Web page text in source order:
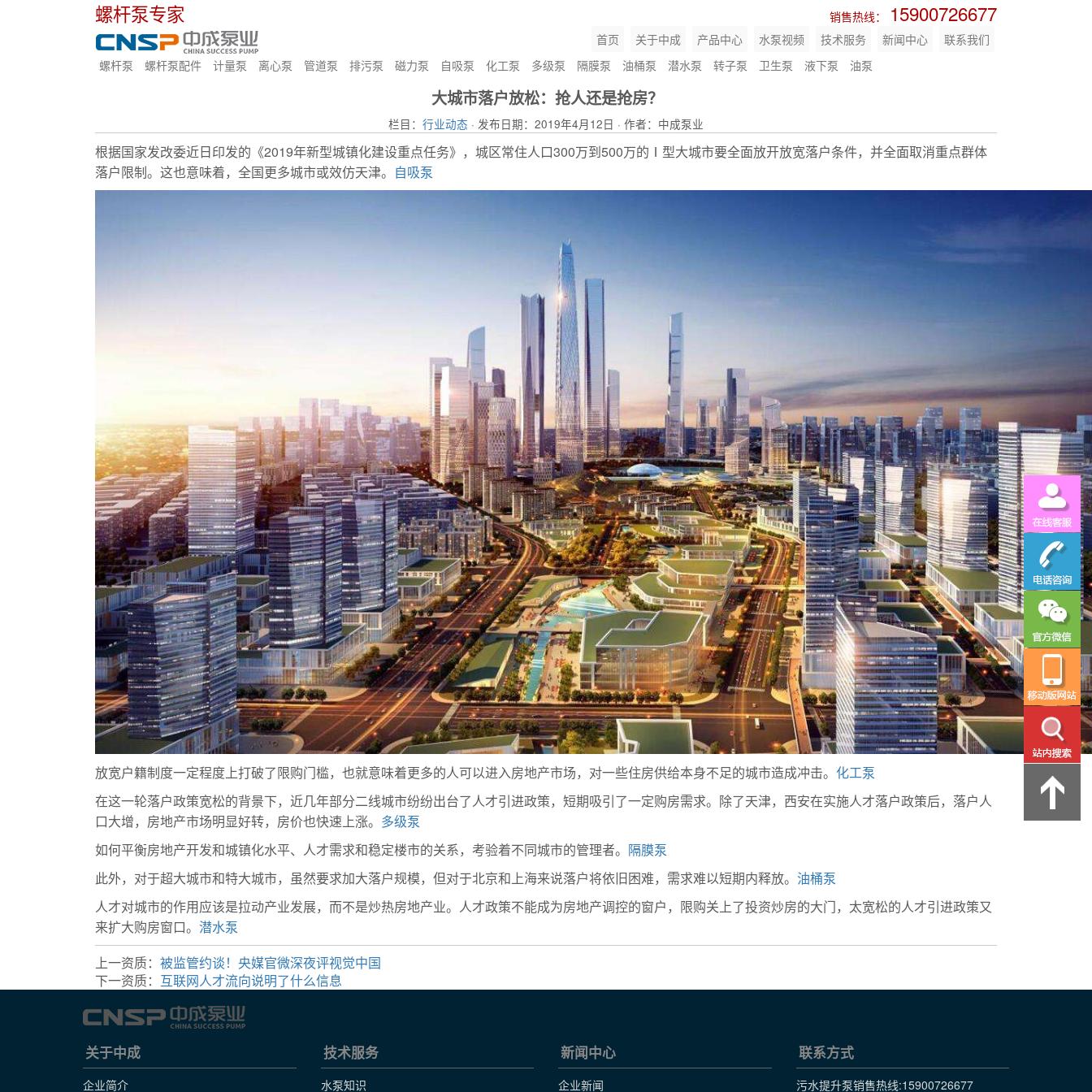
螺杆泵专家 销售热线： 15900726677
首页 关于中成 产品中心 水泵视频 技术服务 新闻中心
联系我们
螺杆泵
螺杆泵配件 计量泵 离心泵 管道泵 排污泵 磁力泵 自吸泵 化工泵 多级泵 隔膜泵 油桶泵 潜水泵 转子泵 卫生泵 液下泵 油泵
大城市落户放松：抢人还是抢房？
栏目： 行业动态 · 发布日期：2019年4月12日 · 作者：中成泵业
根据国家发改委近日印发的《2019年新型城镇化建设重点任务》，城区常住人口300万到500万的Ⅰ型大城市要全面放开放宽落户条件，并全面取消重点群体
落户限制。这也意味着，全国更多城市或效仿天津。 自吸泵
放宽户籍制度一定程度上打破了限购门槛，也就意味着更多的人可以进入房地产市场，对一些住房供给本身不足的城市造成冲击。 化工泵
在这一轮落户政策宽松的背景下，近几年部分二线城市纷纷出台了人才引进政策，短期吸引了一定购房需求。除了天津，西安在实施人才落户政策后，落户人
口大增，房地产市场明显好转，房价也快速上涨。 多级泵
如何平衡房地产开发和城镇化水平、人才需求和稳定楼市的关系，考验着不同城市的管理者。 隔膜泵
此外，对于超大城市和特大城市，虽然要求加大落户规模，但对于北京和上海来说落户将依旧困难，需求难以短期内释放。 油桶泵
人才对城市的作用应该是拉动产业发展，而不是炒热房地产业。人才政策不能成为房地产调控的窗户，限购关上了投资炒房的大门，太宽松的人才引进政策又
来扩大购房窗口。 潜水泵
上一资质： 被监管约谈！央媒官微深夜评视觉中国
下一资质： 互联网人才流向说明了什么信息
关于中成
企业简介
技术服务
水泵知识
新闻中心
企业新闻
联系方式
污水提升泵销售热线:15900726677